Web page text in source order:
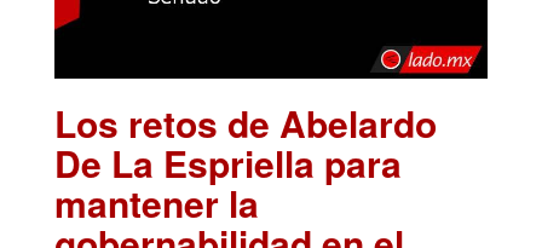
Los retos de Abelardo
De La Espriella para
mantener la